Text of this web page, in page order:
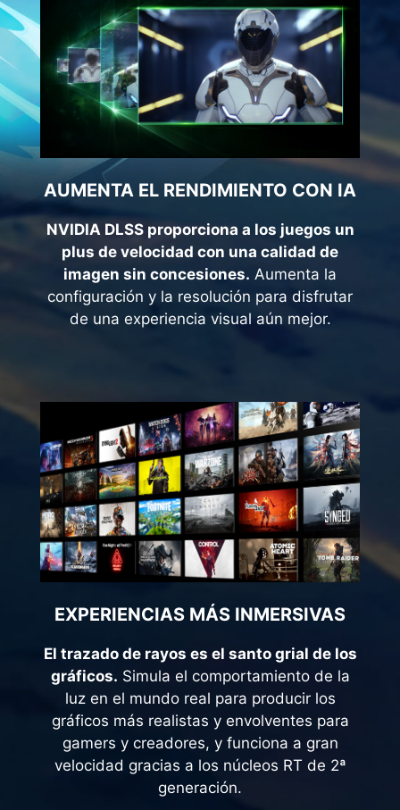
AUMENTA EL RENDIMIENTO CON IA
NVIDIA DLSS proporciona a los juegos un
plus de velocidad con una calidad de
imagen sin concesiones. Aumenta la
configuración y la resolución para disfrutar
de una experiencia visual aún mejor.
EXPERIENCIAS MÁS INMERSIVAS
El trazado de rayos es el santo grial de los
gráficos. Simula el comportamiento de la
luz en el mundo real para producir los
gráficos más realistas y envolventes para
gamers y creadores, y funciona a gran
velocidad gracias a los núcleos RT de 2ª
generación.